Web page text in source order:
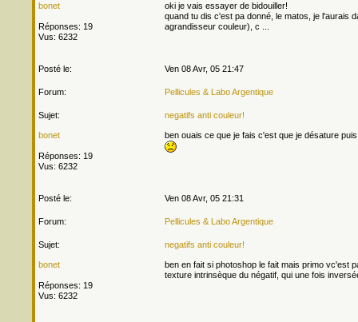
bonet
Réponses: 19
Vus: 6232
oki je vais essayer de bidouiller!
quand tu dis c'est pa donné, le matos, je l'aurais
agrandisseur couleur), c ...
Posté le: Ven 08 Avr, 05 21:47
Forum: Pellicules & Labo Argentique
Sujet: negatifs anti couleur!
bonet
Réponses: 19
Vus: 6232
ben ouais ce que je fais c'est que je désature
Posté le: Ven 08 Avr, 05 21:31
Forum: Pellicules & Labo Argentique
Sujet: negatifs anti couleur!
bonet
Réponses: 19
Vus: 6232
ben en fait si photoshop le fait mais primo vc'est
texture intrinsèque du négatif, qui une fois